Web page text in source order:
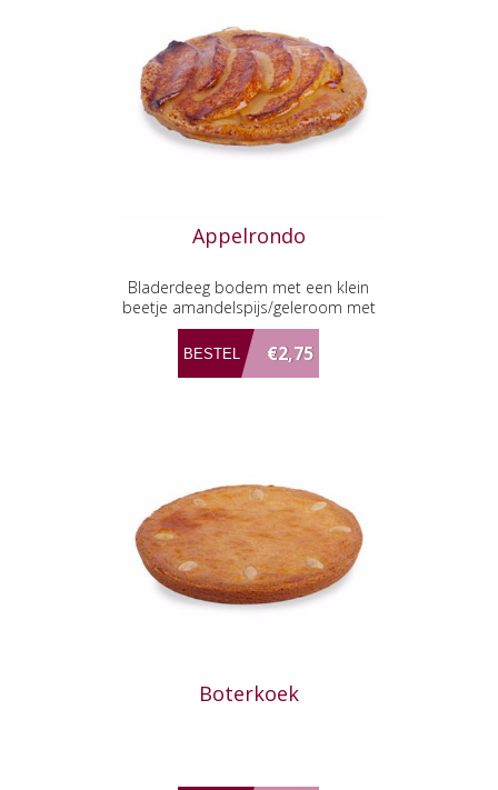
Appelrondo
Bladerdeeg bodem met een klein
beetje amandelspijs/geleroom met
appelschijfjes
€2,75
Boterkoek